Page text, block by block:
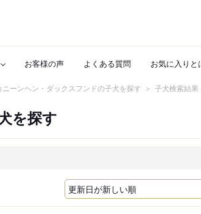
お客様の声 よくある質問 お気に入りと
ニーンヘン・ダックスフンドの子犬を探す 子犬検索結果
を探す